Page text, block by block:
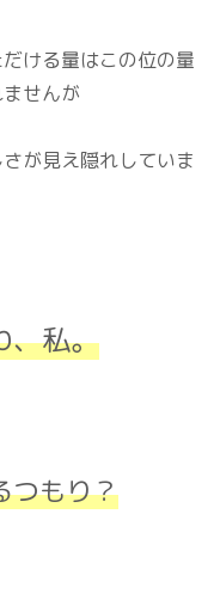
ける量はこの位の量
せんが
が見え隠れしていま
、私。
つもり？